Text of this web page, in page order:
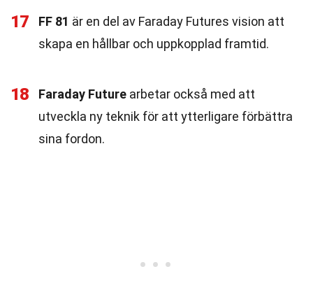
17 FF 81 är en del av Faraday Futures vision att
skapa en hållbar och uppkopplad framtid.
18 Faraday Future arbetar också med att
utveckla ny teknik för att ytterligare förbättra
sina fordon.